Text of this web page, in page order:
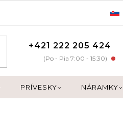
+421 222 205 424
(Po - Pia 7:00 - 15:30)
PRÍVESKY NÁRAMKY